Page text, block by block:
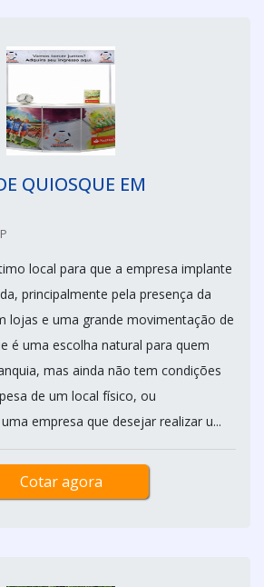
QUIOSQUE EM
local para que a empresa implante
principalmente pela presença da
lojas e uma grande movimentação de
é uma escolha natural para quem
mas ainda não tem condições
de um local físico, ou
empresa que desejar realizar u...
Cotar agora